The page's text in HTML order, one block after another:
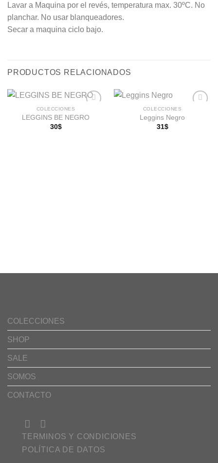
Lavar a Maquina por el revés, temperatura max. 30ºC. No
planchar. No usar blanqueadores.
Secar a maquina ciclo bajo.
PRODUCTOS RELACIONADOS
COLECCIONES
LEGGINS BE NEGRO
30$
COLECCIONES
Leggins Negro
31$
COLECCIONES
SHOP
SALE
SOMOS
CONTACTO
TERMINOS Y CONDICIONES
POLÍTICA DE DATOS